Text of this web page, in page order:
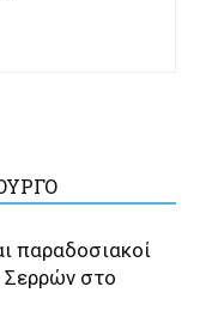
παραδοσιακοί
Σερρών στο